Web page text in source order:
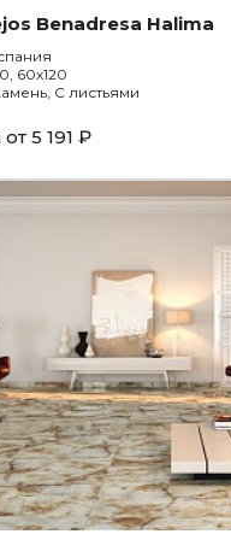
Benadresa Halima
60x120
С листьями
5 191 ₽